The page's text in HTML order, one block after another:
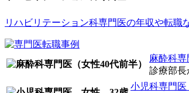
リハビリテーション科専門医の年収や転職
麻酔科専
診療部長
小児科専門